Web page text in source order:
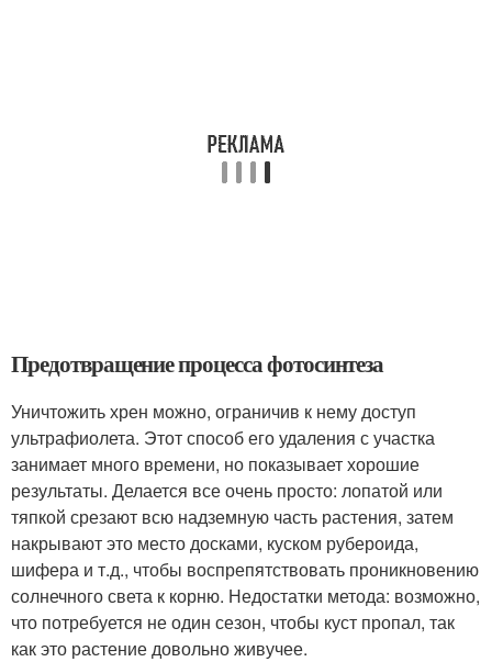
Предотвращение процесса фотосинтеза
Уничтожить хрен можно, ограничив к нему доступ
ультрафиолета. Этот способ его удаления с участка
занимает много времени, но показывает хорошие
результаты. Делается все очень просто: лопатой или
тяпкой срезают всю надземную часть растения, затем
накрывают это место досками, куском рубероида,
шифера и т.д., чтобы воспрепятствовать проникновению
солнечного света к корню. Недостатки метода: возможно,
что потребуется не один сезон, чтобы куст пропал, так
как это растение довольно живучее.